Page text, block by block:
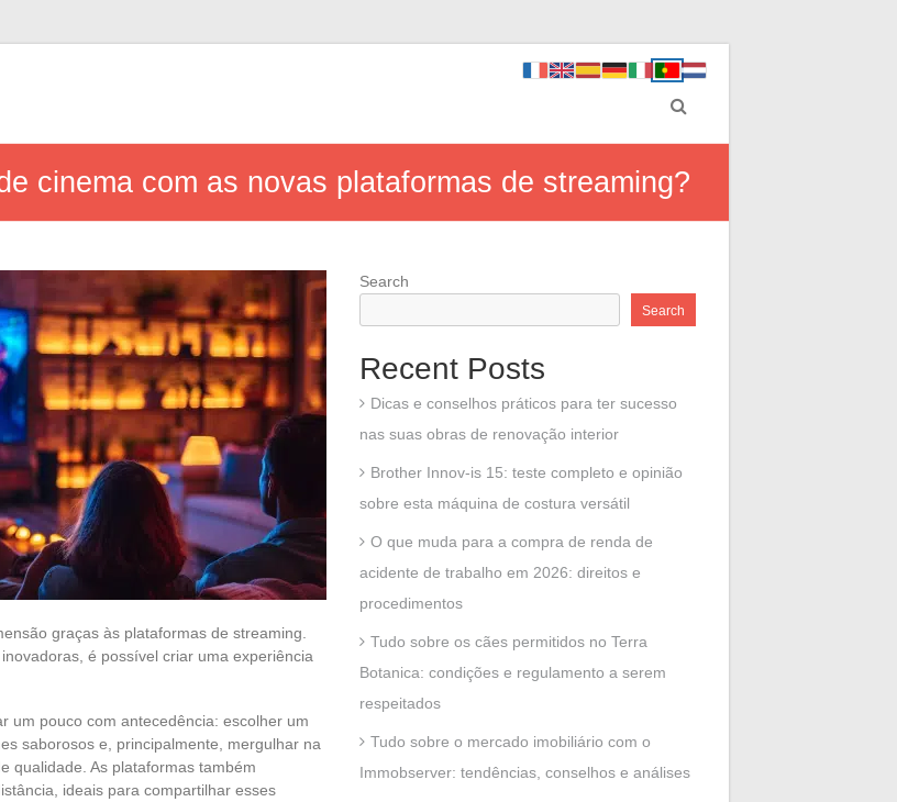
cinema com as novas plataformas de streaming?
graças às plataformas de streaming.
é possível criar uma experiência
um pouco com antecedência: escolher um
saborosos e, principalmente, mergulhar na
qualidade. As plataformas também
ideais para compartilhar esses
Search
Search
Recent Posts
Dicas e conselhos práticos para ter sucesso
nas suas obras de renovação interior
Brother Innov-is 15: teste completo e opinião
sobre esta máquina de costura versátil
O que muda para a compra de renda de
acidente de trabalho em 2026: direitos e
procedimentos
Tudo sobre os cães permitidos no Terra
Botanica: condições e regulamento a serem
respeitados
Tudo sobre o mercado imobiliário com o
Immobserver: tendências, conselhos e análises